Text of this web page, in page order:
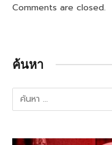
Comments are closed.
ค้นหา